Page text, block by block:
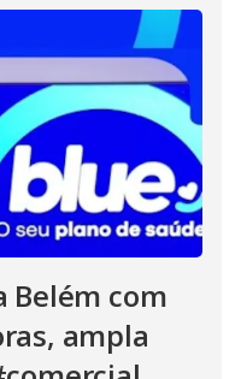
Belém com
ampla